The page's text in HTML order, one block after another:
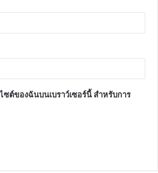
ต์ของฉันบนเบราว์เซอร์นี้ สำหรับการ